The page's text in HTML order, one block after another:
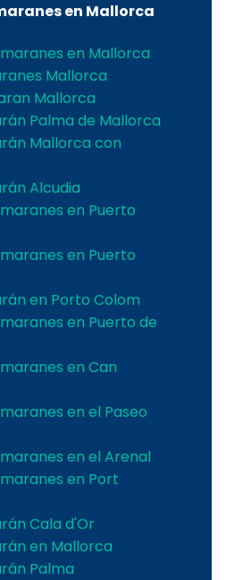
en Mallorca
en Mallorca
Mallorca
Mallorca
Palma de Mallorca
Mallorca con
Alcudia
en Puerto
en Puerto
en Porto Colom
en Puerto de
en Can
en el Paseo
en el Arenal
en Port
Cala d'Or
en Mallorca
Palma